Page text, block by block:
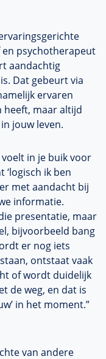
psychotherapeut
aandachtig
Dat gebeurt via
ervaren
heeft, maar altijd
jouw leven.
voelt in je buik voor
ik ben
met aandacht bij
informatie.
presentatie, maar
bijvoorbeeld bang
er nog iets
ontstaat vaak
of wordt duidelijk
de weg, en dat is
in het moment.”
van andere